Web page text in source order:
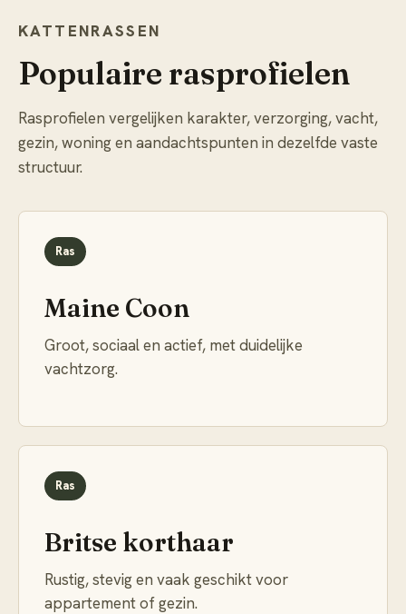
KATTENRASSEN
Populaire rasprofielen
Rasprofielen vergelijken karakter, verzorging, vacht,
gezin, woning en aandachtspunten in dezelfde vaste
structuur.
Ras
Maine Coon
Groot, sociaal en actief, met duidelijke
vachtzorg.
Ras
Britse korthaar
Rustig, stevig en vaak geschikt voor
appartement of gezin.